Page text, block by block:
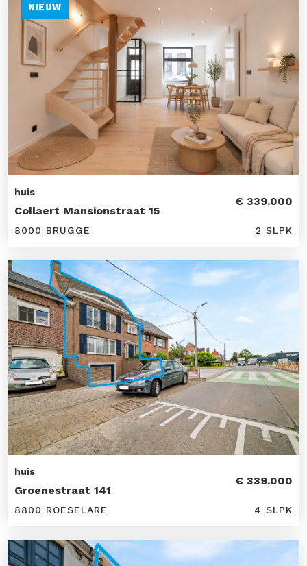
NIEUW
huis
Collaert Mansionstraat 15
€ 339.000
8000 BRUGGE 2 SLPK
huis
Groenestraat 141
€ 339.000
8800 ROESELARE 4 SLPK